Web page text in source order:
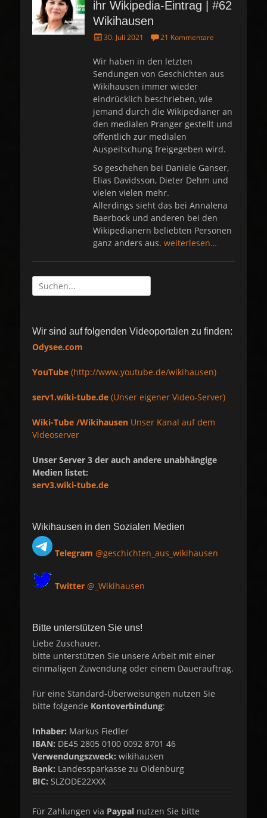
ihr Wikipedia-Eintrag | #62
Wikihausen
P
s
t
e
d
o
n
30. Juli 2021 21 Kommentare
Wir haben in den letzten
Sendungen von Geschichten aus
Wikihausen immer wieder
eindrücklich beschrieben, wie
jemand durch die Wikipedianer an
den medialen Pranger gestellt und
öffentlich zur medialen
Auspeitschung freigegeben wird.
So geschehen bei Daniele Ganser,
Elias Davidsson, Dieter Dehm und
vielen vielen mehr.
Allerdings sieht das bei Annalena
Baerbock und anderen bei den
Wikipedianern beliebten Personen
ganz anders aus. weiterlesen…
Suche
nach:
Wir sind auf folgenden Videoportalen zu finden:
Odysee.com
YouTube (http://www.youtube.de/wikihausen)
serv1.wiki-tube.de (Unser eigener Video-Server)
Wiki-Tube /Wikihausen Unser Kanal auf dem
Videoserver
Unser Server 3 der auch andere unabhängige
Medien listet:
serv3.wiki-tube.de
Wikihausen in den Sozialen Medien
Telegram @geschichten_aus_wikihausen
Twitter @_Wikihausen
Bitte unterstützen Sie uns!
Liebe Zuschauer,
bitte unterstützen Sie unsere Arbeit mit einer
einmaligen Zuwendung oder einem Dauerauftrag.
Für eine Standard-Überweisungen nutzen Sie
bitte folgende Kontoverbindung:
Inhaber: Markus Fiedler
IBAN: DE45 2805 0100 0092 8701 46
Verwendungszweck: wikihausen
Bank: Landessparkasse zu Oldenburg
BIC: SLZODE22XXX
Für Zahlungen via Paypal nutzen Sie bitte